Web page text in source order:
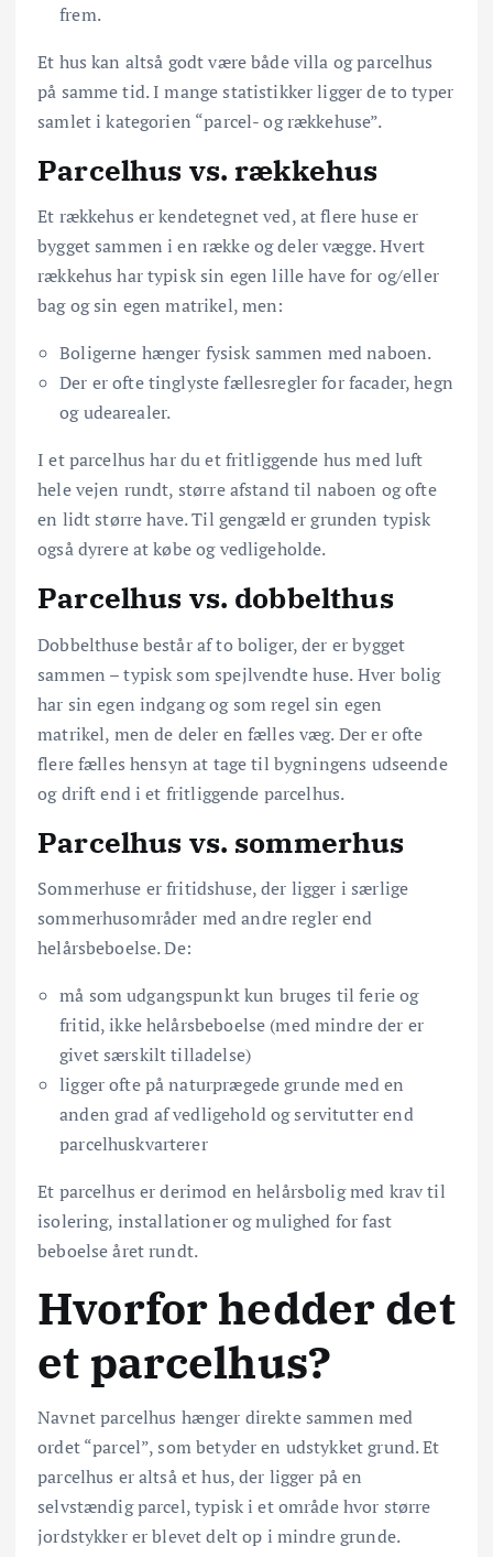
frem.
Et hus kan altså godt være både villa og parcelhus
på samme tid. I mange statistikker ligger de to typer
samlet i kategorien “parcel- og rækkehuse”.
Parcelhus vs. rækkehus
Et rækkehus er kendetegnet ved, at flere huse er
bygget sammen i en række og deler vægge. Hvert
rækkehus har typisk sin egen lille have for og/eller
bag og sin egen matrikel, men:
Boligerne hænger fysisk sammen med naboen.
Der er ofte tinglyste fællesregler for facader, hegn
og udearealer.
I et parcelhus har du et fritliggende hus med luft
hele vejen rundt, større afstand til naboen og ofte
en lidt større have. Til gengæld er grunden typisk
også dyrere at købe og vedligeholde.
Parcelhus vs. dobbelthus
Dobbelthuse består af to boliger, der er bygget
sammen – typisk som spejlvendte huse. Hver bolig
har sin egen indgang og som regel sin egen
matrikel, men de deler en fælles væg. Der er ofte
flere fælles hensyn at tage til bygningens udseende
og drift end i et fritliggende parcelhus.
Parcelhus vs. sommerhus
Sommerhuse er fritidshuse, der ligger i særlige
sommerhusområder med andre regler end
helårsbeboelse. De:
må som udgangspunkt kun bruges til ferie og
fritid, ikke helårsbeboelse (med mindre der er
givet særskilt tilladelse)
ligger ofte på naturprægede grunde med en
anden grad af vedligehold og servitutter end
parcelhuskvarterer
Et parcelhus er derimod en helårsbolig med krav til
isolering, installationer og mulighed for fast
beboelse året rundt.
Hvorfor hedder det
et parcelhus?
Navnet parcelhus hænger direkte sammen med
ordet “parcel”, som betyder en udstykket grund. Et
parcelhus er altså et hus, der ligger på en
selvstændig parcel, typisk i et område hvor større
jordstykker er blevet delt op i mindre grunde.